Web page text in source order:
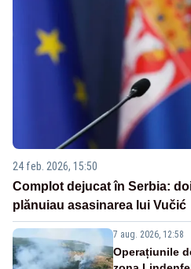
24 feb. 2026, 15:50
Complot dejucat în Serbia:
plănuiau asasinarea lui Vučić
7 aug. 2026, 12:58
Operațiunile